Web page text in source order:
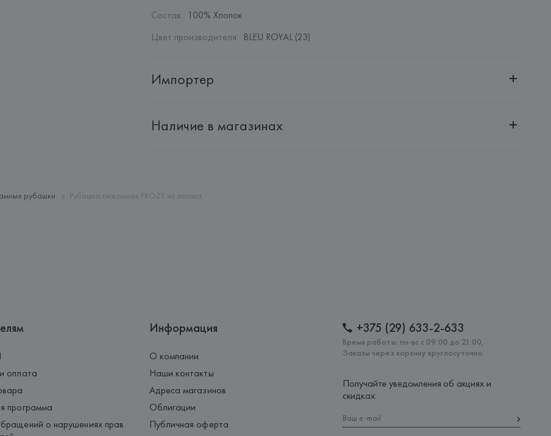
Состав: 100% Хлопок
Цвет производителя: BLEU ROYAL (23)
Импортер
Адрес: Республика Беларусь, 220030, г. Минск, ул. Немига, 5, пом. 39
Наличие в магазинах
рубашки Рубашка пижамная FROZY из хлопка
оплата
программа
о нарушениях прав
Информация
О компании
Наши контакты
Адреса магазинов
Облигации
Публичная оферта
+375 (29) 633-2-633
Время работы: пн-вс с 09:00 до 21:00,
Заказы через корзину круглосуточно
Получайте уведомления об акциях и
скидках: